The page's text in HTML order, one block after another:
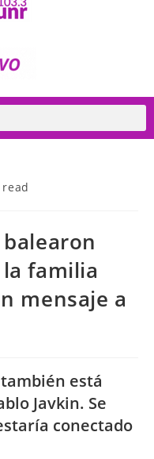
familia
mensaje a
está
Javkin. Se
conectado